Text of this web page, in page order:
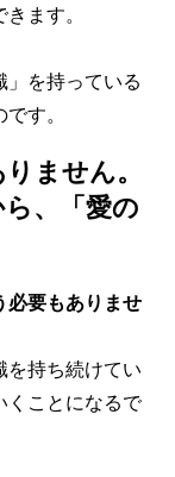
ます。
」を持っている
す。
ません。
、「愛の
必要もありませ
を持ち続けてい
くことになるで